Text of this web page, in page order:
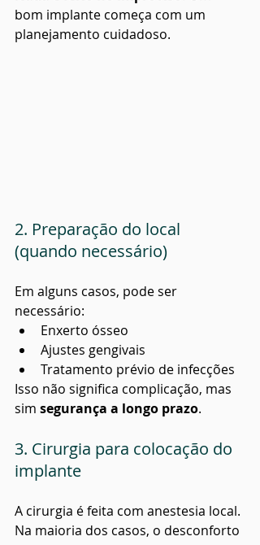
bom implante começa com um
planejamento cuidadoso.
2. Preparação do local
(quando necessário)
Em alguns casos, pode ser
necessário:
Enxerto ósseo
Ajustes gengivais
Tratamento prévio de infecções
Isso não significa complicação, mas
sim segurança a longo prazo.
3. Cirurgia para colocação do
implante
A cirurgia é feita com anestesia local.
Na maioria dos casos, o desconforto